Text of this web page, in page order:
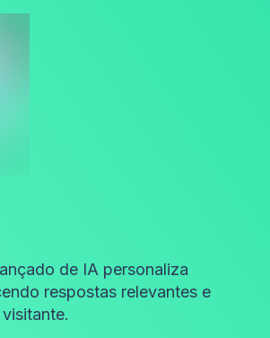
de IA personaliza
respostas relevantes e